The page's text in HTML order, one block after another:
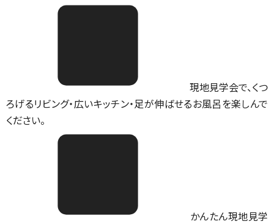
現地見学会で、くつ
ろげるリビング・広いキッチン・足が伸ばせるお風呂を楽しんで
ください。
かんたん現地見学